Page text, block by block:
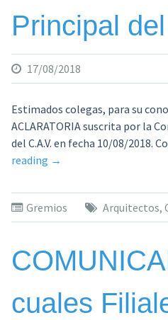
Principal
17/08/2018
Estimados colegas, para su
ACLARATORIA suscrita por la
del C.A.V. en fecha 10/08/2018.
reading «Aclaratoria
la
Comisión
del
→
Gremios Arquitectos,
cuales